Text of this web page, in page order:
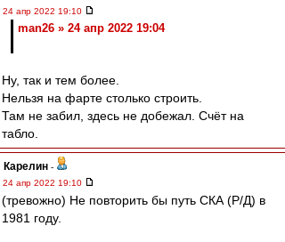
24 апр 2022 19:10
man26 » 24 апр 2022 19:04
Ну, так и тем более.
Нельзя на фарте столько строить.
Там не забил, здесь не добежал. Счёт на
табло.
Карелин -
24 апр 2022 19:10
(тревожно) Не повторить бы путь СКА (Р/Д) в
1981 году.